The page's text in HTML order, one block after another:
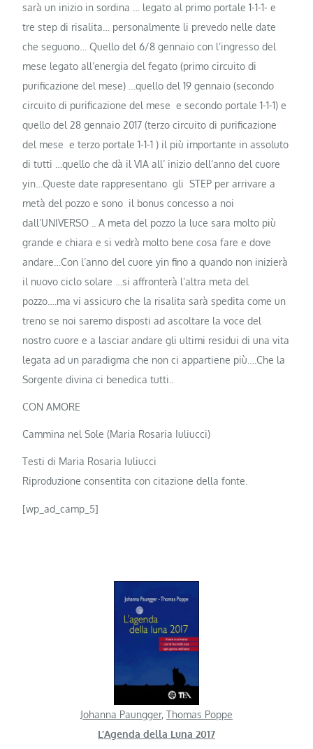
sarà un inizio in sordina … legato al primo portale 1-1-1- e
tre step di risalita… personalmente li prevedo nelle date
che seguono… Quello del 6/8 gennaio con l’ingresso del
mese legato all’energia del fegato (primo circuito di
purificazione del mese) …quello del 19 gennaio (secondo
circuito di purificazione del mese e secondo portale 1-1-1) e
quello del 28 gennaio 2017 (terzo circuito di purificazione
del mese e terzo portale 1-1-1 ) il più importante in assoluto
di tutti …quello che dà il VIA all’ inizio dell’anno del cuore
yin…Queste date rappresentano gli STEP per arrivare a
metà del pozzo e sono il bonus concesso a noi
dall’UNIVERSO .. A meta del pozzo la luce sara molto più
grande e chiara e si vedrà molto bene cosa fare e dove
andare…Con l’anno del cuore yin fino a quando non inizierà
il nuovo ciclo solare …si affronterà l’altra meta del
pozzo….ma vi assicuro che la risalita sarà spedita come un
treno se noi saremo disposti ad ascoltare la voce del
nostro cuore e a lasciar andare gli ultimi residui di una vita
legata ad un paradigma che non ci appartiene più….Che la
Sorgente divina ci benedica tutti..
CON AMORE
Cammina nel Sole (Maria Rosaria Iuliucci)
Testi di Maria Rosaria Iuliucci
Riproduzione consentita con citazione della fonte.
[wp_ad_camp_5]
Johanna Paungger, Thomas Poppe
L’Agenda della Luna 2017